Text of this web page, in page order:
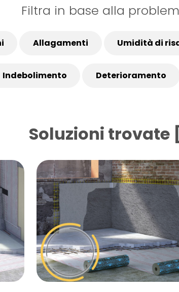
Filtra in base alla
Allagamenti Umidità di
Indebolimento Deterioramento
Soluzioni trovate